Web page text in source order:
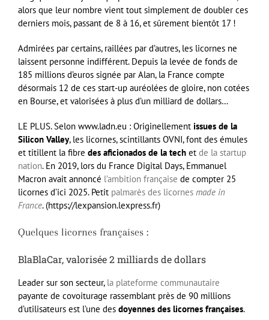
alors que leur nombre vient tout simplement de doubler ces
derniers mois, passant de 8 à 16, et sûrement bientôt 17 !
Admirées par certains, raillées par d’autres, les licornes ne
laissent personne indifférent. Depuis la levée de fonds de
185 millions d’euros signée par Alan, la France compte
désormais 12 de ces start-up auréolées de gloire, non cotées
en Bourse, et valorisées à plus d’un milliard de dollars…
LE PLUS. Selon www.ladn.eu : Originellement issues de la
Silicon Valley, les licornes, scintillants OVNI, font des émules
et titillent la fibre des aficionados de la tech et de la startup
nation. En 2019, lors du France Digital Days, Emmanuel
Macron avait annoncé l’ambition française de compter 25
licornes d’ici 2025. Petit palmarès des licornes made in
France. (https://lexpansion.lexpress.fr)
Quelques licornes françaises :
BlaBlaCar, valorisée 2 milliards de dollars
Leader sur son secteur, la plateforme communautaire
payante de covoiturage rassemblant près de 90 millions
d’utilisateurs est l’une des doyennes des licornes françaises.